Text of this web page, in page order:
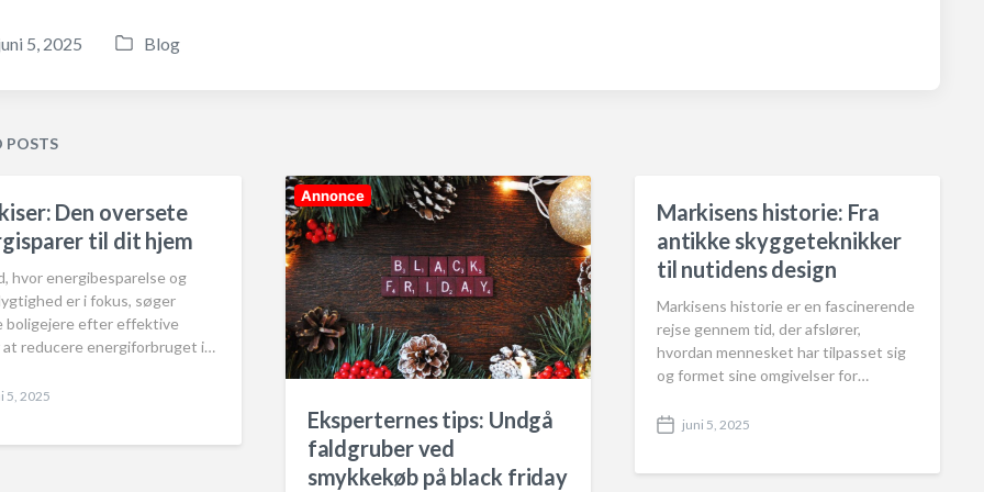
5, 2025
P
i
n
Blog
POSTS
Den oversete
til dit hjem
hvor energibesparelse og
er i fokus, søger
boligejere efter effektive
at reducere energiforbruget i…
5, 2025
Annonce
Eksperternes tips: Undgå
faldgruber ved
smykkekøb på black friday
Markisens historie: Fra
antikke skyggeteknikker
til nutidens design
Markisens historie er en fascinerende
rejse gennem tid, der afslører,
hvordan mennesket har tilpasset sig
og formet sine omgivelser for…
P
s
juni 5, 2025